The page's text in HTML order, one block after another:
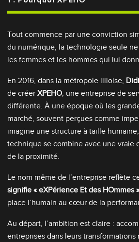
Tout commence par une conviction
du numérique, la technologie seule
les femmes et les hommes qui lui
En 2016, dans la métropole lilloise,
de créer XPEHO, une entreprise de
différente. À une époque où les
marché, souvent perçues comme
imagine une structure à taille
technique se combine avec une vraie
de la proximité.
Le nom même de l’entreprise reflète
signifie « eXPérience Et des HOmmes »
place l’humain au cœur de la
Au départ, l’ambition est claire :
entreprises dans leurs transformations